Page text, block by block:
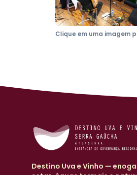
Clique em uma imagem
Destino Uva e Vinho —